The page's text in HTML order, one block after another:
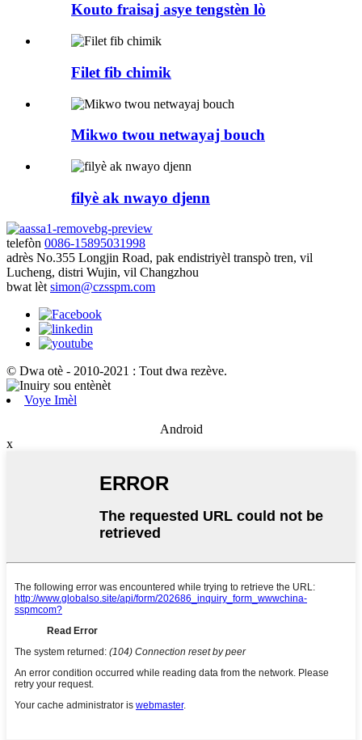
Kouto fraisaj asye tengstèn lò
Filet fib chimik
Mikwo twou netwayaj bouch
filyè ak nwayo djenn
telefòn 0086-15895031998
adrès No.355 Longjin Road, pak endistriyèl transpò tren, vil
Lucheng, distri Wujin, vil Changzhou
bwat lèt simon@czsspm.com
© Dwa otè - 2010-2021 : Tout dwa rezève.
Voye Imèl
Android
x